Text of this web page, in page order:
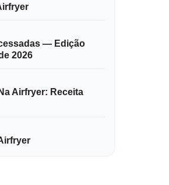
— Edição
2026
Airfryer: Receita